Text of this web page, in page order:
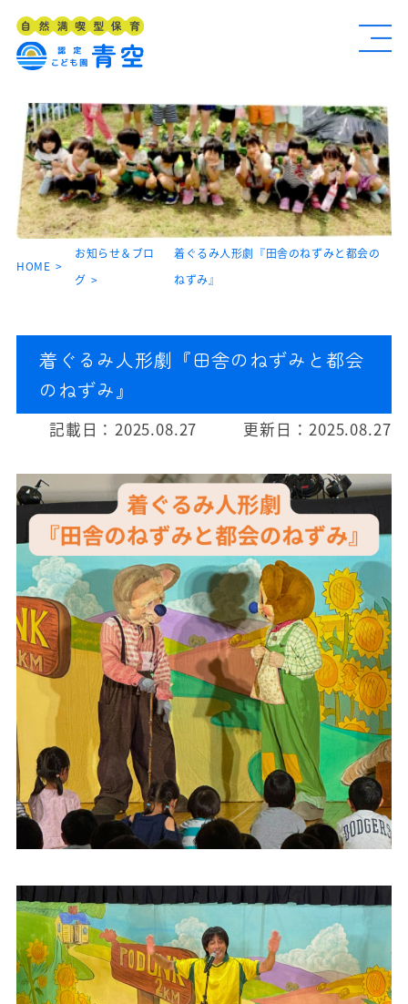
HOME
お知らせ＆ブロ
グ
着ぐるみ人形劇『田舎のねずみと都会の
ねずみ』
着ぐるみ人形劇『田舎のねずみと都会
のねずみ』
記載日： 2025.08.27 更新日： 2025.08.27